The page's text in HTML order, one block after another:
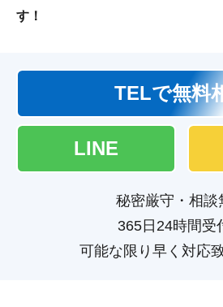
す！
TELで無料
LINE
秘密厳守・相談
365日24時間受
可能な限り早く対応